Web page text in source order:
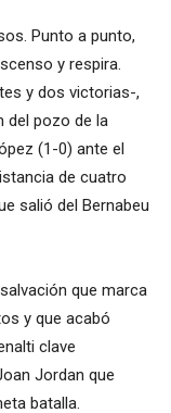
Punto a punto,
y respira.
y dos victorias-,
del pozo de la
(1-0) ante el
de cuatro
salió del Bernabeu
que marca
y que acabó
clave
Jordan que
batalla.